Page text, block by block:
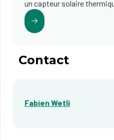
un capteur solaire
Contact
Fabien Wetli​